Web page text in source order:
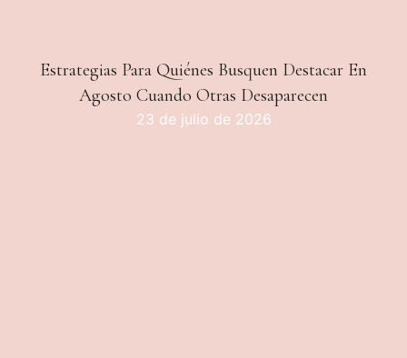
Estrategias Para Quiénes Busquen Destacar En
Agosto Cuando Otras Desaparecen
23 de julio de 2026